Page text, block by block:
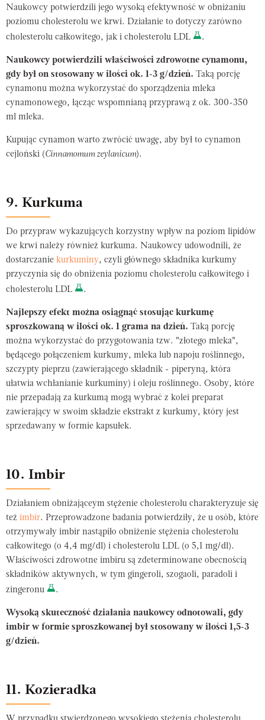
Naukowcy potwierdzili jego wysoką efektywność w obniżaniu
poziomu cholesterolu we krwi. Działanie to dotyczy zarówno
cholesterolu całkowitego, jak i cholesterolu LDL
.
Naukowcy potwierdzili właściwości zdrowotne cynamonu,
gdy był on stosowany w ilości ok. 1-3 g/dzień. Taką porcję
cynamonu można wykorzystać do sporządzenia mleka
cynamonowego, łącząc wspomnianą przyprawą z ok. 300-350
ml mleka.
Kupując cynamon warto zwrócić uwagę, aby był to cynamon
cejloński (Cinnamomum zeylanicum).
9. Kurkuma
Do przypraw wykazujących korzystny wpływ na poziom lipidów
we krwi należy również kurkuma. Naukowcy udowodnili, że
dostarczanie kurkuminy, czyli głównego składnika kurkumy
przyczynia się do obniżenia poziomu cholesterolu całkowitego i
cholesterolu LDL
.
Najlepszy efekt można osiągnąć stosując kurkumę
sproszkowaną w ilości ok. 1 grama na dzień. Taką porcję
można wykorzystać do przygotowania tzw. "złotego mleka",
będącego połączeniem kurkumy, mleka lub napoju roślinnego,
szczypty pieprzu (zawierającego składnik - piperyną, która
ułatwia wchłanianie kurkuminy) i oleju roślinnego. Osoby, które
nie przepadają za kurkumą mogą wybrać z kolei preparat
zawierający w swoim składzie ekstrakt z kurkumy, który jest
sprzedawany w formie kapsułek.
10. Imbir
Działaniem obniżająceym stężenie cholesterolu charakteryzuje się
też imbir. Przeprowadzone badania potwierdziły, że u osób, które
otrzymywały imbir nastąpiło obniżenie stężenia cholesterolu
całkowitego (o 4,4 mg/dl) i cholesterolu LDL (o 5,1 mg/dl).
Właściwości zdrowotne imbiru są zdeterminowane obecnością
składników aktywnych, w tym gingeroli, szogaoli, paradoli i
zingeronu
.
Wysoką skuteczność działania naukowcy odnotowali, gdy
imbir w formie sproszkowanej był stosowany w ilości 1,5-3
g/dzień.
11. Kozieradka